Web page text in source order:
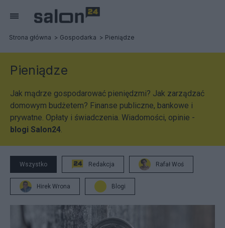
Strona główna Gospodarka Pieniądze
Pieniądze
Jak mądrze gospodarować pieniędzmi? Jak zarządzać
domowym budżetem? Finanse publiczne, bankowe i
prywatne. Opłaty i świadczenia. Wiadomości, opinie -
blogi Salon24.
Wszystko Redakcja Rafał Woś
Hirek Wrona Blogi